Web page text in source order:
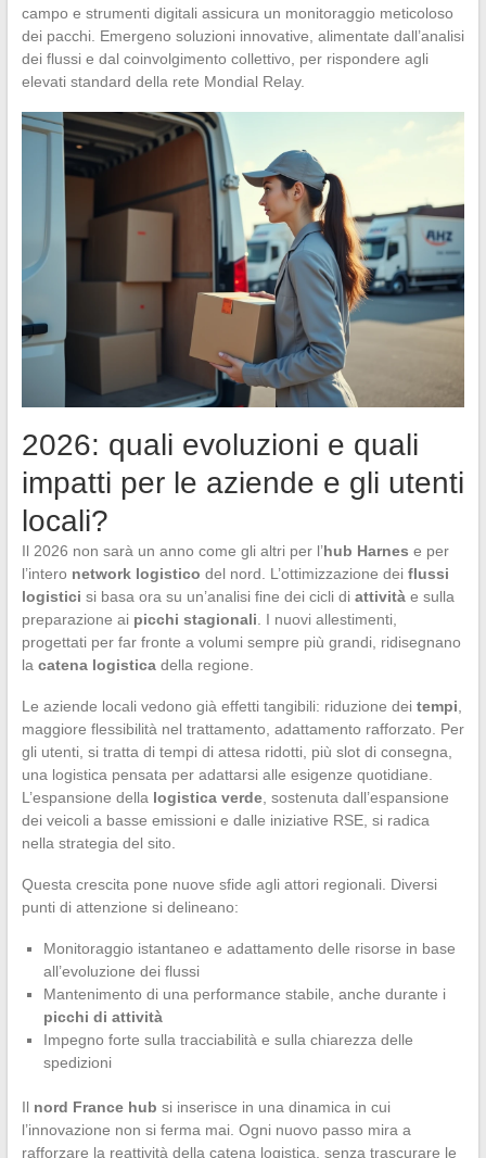
campo e strumenti digitali assicura un monitoraggio meticoloso
dei pacchi. Emergeno soluzioni innovative, alimentate dall’analisi
dei flussi e dal coinvolgimento collettivo, per rispondere agli
elevati standard della rete Mondial Relay.
2026: quali evoluzioni e quali
impatti per le aziende e gli utenti
locali?
Il 2026 non sarà un anno come gli altri per l’hub Harnes e per
l’intero network logistico del nord. L’ottimizzazione dei flussi
logistici si basa ora su un’analisi fine dei cicli di attivitàe sulla
preparazione ai picchi stagionali . I nuovi allestimenti,
progettati per far fronte a volumi sempre più grandi, ridisegnano
la catena logisticadella regione.
Le aziende locali vedono già effetti tangibili: riduzione dei tempi
maggiore flessibilità nel trattamento, adattamento rafforzato. Per
gli utenti, si tratta di tempi di attesa ridotti, più slot di consegna,
una logistica pensata per adattarsi alle esigenze quotidiane.
L’espansione della logistica verde, sostenuta dall’espansione
dei veicoli a basse emissioni e dalle iniziative RSE, si radica
nella strategia del sito.
Questa crescita pone nuove sfide agli attori regionali. Diversi
punti di attenzione si delineano:
Monitoraggio istantaneo e adattamento delle risorse in base
all’evoluzione dei flussi
Mantenimento di una performance stabile, anche durante i
picchi di attività
Impegno forte sulla tracciabilità e sulla chiarezza delle
spedizioni
Il nord France hub si inserisce in una dinamica in cui
l’innovazione non si ferma mai. Ogni nuovo passo mira a
rafforzare la reattività della catena logistica, senza trascurare le